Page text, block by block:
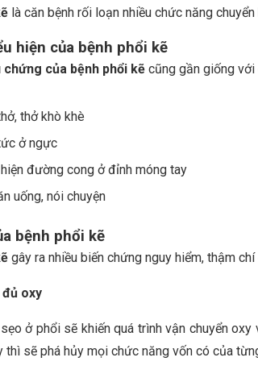
là căn bệnh rối loạn nhiều chức năng
hiện của bệnh phổi kẽ
của bệnh phổi kẽ cũng gần giống với
thở khò khè
ở ngực
đường cong ở đỉnh móng tay
uống, nói chuyện
bệnh phổi kẽ
gây ra nhiều biến chứng nguy hiểm, thậm
oxy
ở phổi sẽ khiến quá trình vận chuyển
thì sẽ phá hủy mọi chức năng vốn có của